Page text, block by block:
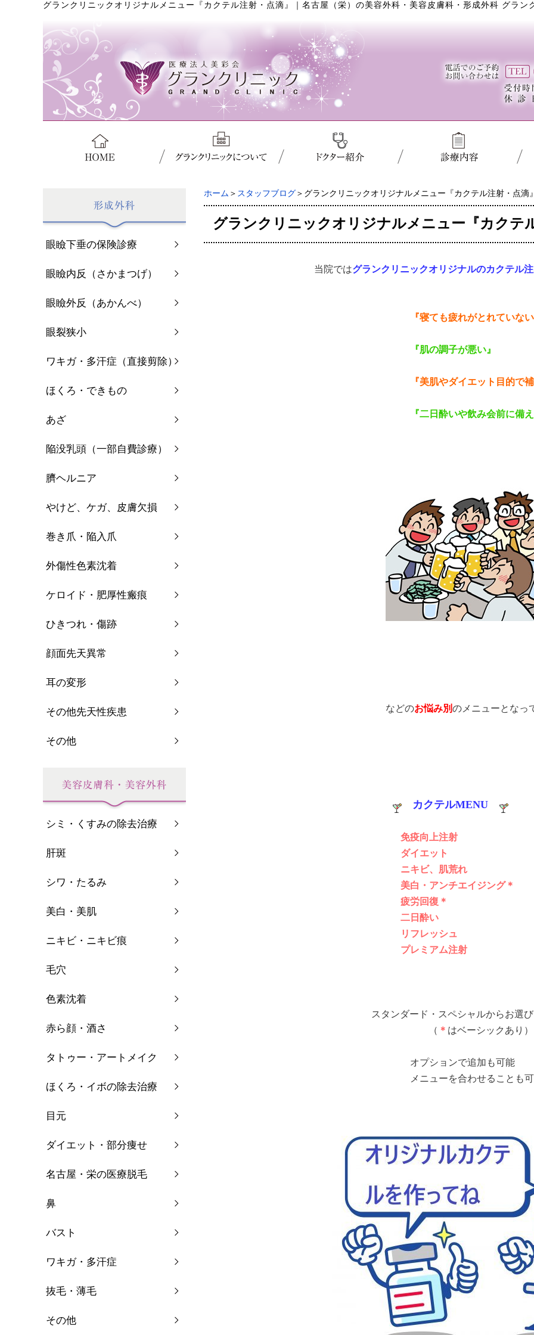
グランクリニックオリジナルメニュー『カクテル注射・点滴』 名古屋（栄）の美容外科・美容皮膚科・形成外科 グラン
ホーム ＞ スタッフブログ ＞グランクリニックオリジナルメニュー『カクテル注射・点滴
グランクリニックオリジナルメニュー『カクテ
当院ではグランクリニックオリジナルのカクテル
『寝ても疲れがとれていない
『肌の調子が悪い』
『美肌やダイエット目的で補いた
『二日酔いや飲み会前に備えた
などのお悩み別のメニューとなっ
カクテルMENU
免疫向上注射
ダイエット
ニキビ、肌荒れ
美白・アンチエイジング＊
疲労回復＊
二日酔い
リフレッシュ
プレミアム注射
スタンダード・スペシャルからお選
（ ＊ はベーシックあり）
オプションで追加も可能
メニューを合わせることも可
眼瞼下垂の保険診療
眼瞼内反（さかまつげ）
眼瞼外反（あかんべ）
眼裂狭小
ワキガ・多汗症（直接剪除）
ほくろ・できもの
あざ
陥没乳頭（一部自費診療）
臍ヘルニア
やけど、ケガ、皮膚欠損
巻き爪・陥入爪
外傷性色素沈着
ケロイド・肥厚性瘢痕
ひきつれ・傷跡
顔面先天異常
耳の変形
その他先天性疾患
その他
シミ・くすみの除去治療
肝斑
シワ・たるみ
美白・美肌
ニキビ・ニキビ痕
毛穴
色素沈着
赤ら顔・酒さ
タトゥー・アートメイク
ほくろ・イボの除去治療
目元
ダイエット・部分痩せ
名古屋・栄の医療脱毛
鼻
バスト
ワキガ・多汗症
抜毛・薄毛
その他